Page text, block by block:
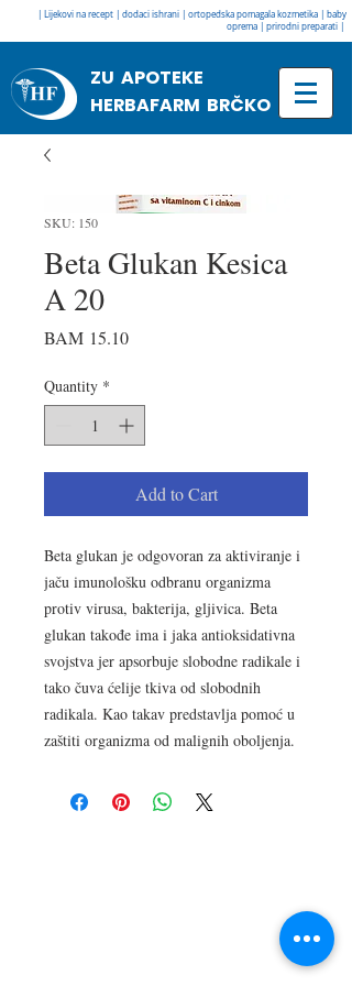
| Lijekovi na recept | dodaci ishrani | ortopedska pomagala kozmetika | baby
oprema | prirodni preparati |
ZU APOTEKE
HERBAFARM BRČKO
SKU: 150
Beta Glukan Kesica
A 20
BAM 15.10Price
Quantity *
Add to Cart
Beta glukan je odgovoran za aktiviranje i
jaču imunološku odbranu organizma
protiv virusa, bakterija, gljivica. Beta
glukan takođe ima i jaka antioksidativna
svojstva jer apsorbuje slobodne radikale i
tako čuva ćelije tkiva od slobodnih
radikala. Kao takav predstavlja pomoć u
zaštiti organizma od malignih oboljenja.